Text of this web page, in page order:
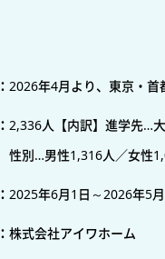
： 2026年4月より、東京・首
： 2,336人【内訳】 進学先…
性別…男性1,316人／女性
： 2025年6月1日～2026年5
： 株式会社アイワホーム